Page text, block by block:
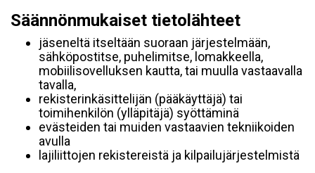
Säännönmukaiset tietolähteet
jäseneltä itseltään suoraan järjestelmään,
sähköpostitse, puhelimitse, lomakkeella,
mobiilisovelluksen kautta, tai muulla vastaavalla
tavalla,
rekisterinkäsittelijän (pääkäyttäjä) tai
toimihenkilön (ylläpitäjä) syöttäminä
evästeiden tai muiden vastaavien tekniikoiden
avulla
lajiliittojen rekistereistä ja kilpailujärjestelmistä